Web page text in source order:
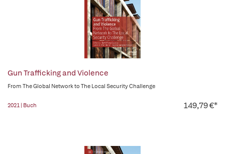
Gun Trafficking and Violence
From The Global Network to The Local Security Challenge
2021 | Buch 149,79 €*